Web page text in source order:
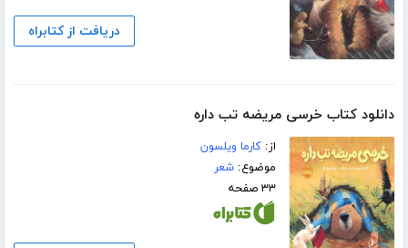
دریافت از کتابراه
دانلود کتاب خرسی مریضه تب داره
از:کارما ویلسون
موضوع:شعر
۳۳ صفحه